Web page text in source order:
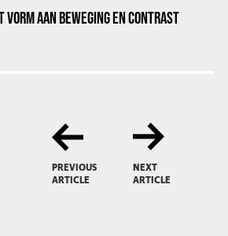
VORM AAN BEWEGING EN CONTRAST
PREVIOUS
ARTICLE
NEXT
ARTICLE